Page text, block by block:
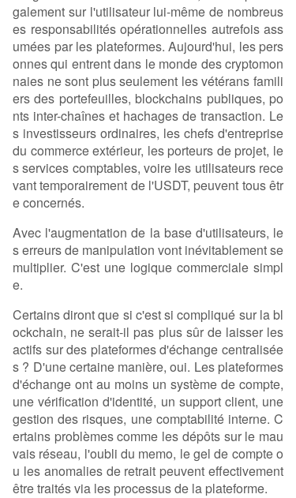
galement sur l'utilisateur lui-même de nombreus
es responsabilités opérationnelles autrefois ass
umées par les plateformes. Aujourd'hui, les pers
onnes qui entrent dans le monde des cryptomon
naies ne sont plus seulement les vétérans famili
ers des portefeuilles, blockchains publiques, po
nts inter-chaînes et hachages de transaction. Le
s investisseurs ordinaires, les chefs d'entreprise
du commerce extérieur, les porteurs de projet, le
s services comptables, voire les utilisateurs rece
vant temporairement de l'USDT, peuvent tous êtr
e concernés.
Avec l'augmentation de la base d'utilisateurs, le
s erreurs de manipulation vont inévitablement se
multiplier. C'est une logique commerciale simpl
e.
Certains diront que si c'est si compliqué sur la bl
ockchain, ne serait-il pas plus sûr de laisser les
actifs sur des plateformes d'échange centralisée
s ? D'une certaine manière, oui. Les plateformes
d'échange ont au moins un système de compte,
une vérification d'identité, un support client, une
gestion des risques, une comptabilité interne. C
ertains problèmes comme les dépôts sur le mau
vais réseau, l'oubli du memo, le gel de compte o
u les anomalies de retrait peuvent effectivement
être traités via les processus de la plateforme.